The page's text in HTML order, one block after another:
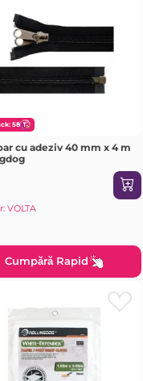
58
cu adeziv 40 mm x 4 m
VOLTA
Cumpără Rapid